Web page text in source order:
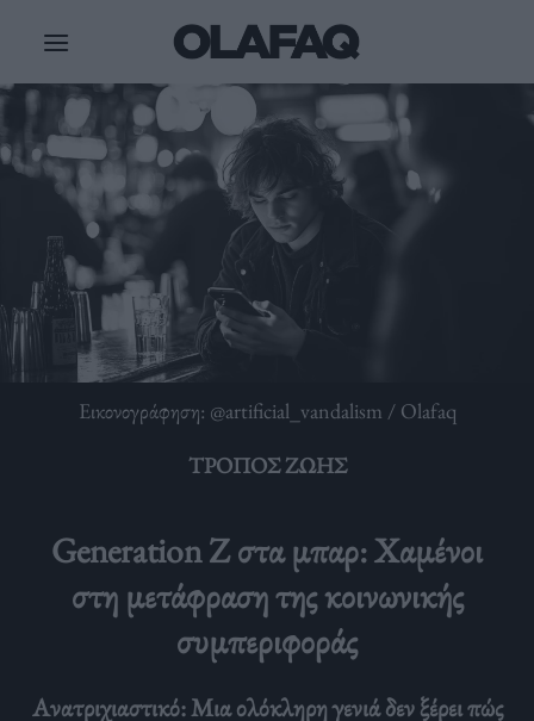
Εικονογράφηση: @artificial_vandalism / Olafaq
ΤΡΌΠΟΣ ΖΩΉΣ
Generation Z στα μπαρ: Χαμένοι
στη μετάφραση της κοινωνικής
συμπεριφοράς
Ανατριχιαστικό: Μια ολόκληρη γενιά δεν ξέρει πώς